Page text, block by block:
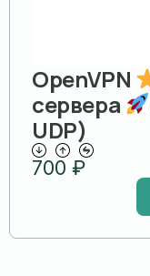
OpenVPN
сервера
UDP)
700 ₽